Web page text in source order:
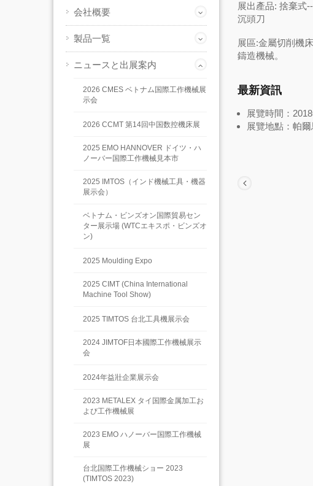
会社概要
製品一覧
ニュースと出展案内
2026 CMES ベトナム国際工作機械展
示会
2026 CCMT 第14回中国数控機床展
2025 EMO HANNOVER ドイツ・ハ
ノーバー国際工作機械見本市
2025 IMTOS（インド機械工具・機器
展示会）
ベトナム・ビンズオン国際貿易セン
ター展示場 (WTCエキスポ・ビンズオ
ン)
2025 Moulding Expo
2025 CIMT (China International
Machine Tool Show)
2025 TIMTOS 台北工具機展示会
2024 JIMTOF日本國際工作機械展示
会
2024年益壯企業展示会
2023 METALEX タイ国際金属加工お
よび工作機械展
2023 EMO ハノーバー国際工作機械
展
台北国際工作機械ショー 2023
(TIMTOS 2023)
展出產品: 捨棄式
沉頭刀
展區:金屬切削機
鑄造機械。
最新資訊
展覽時間：
展覽地點：帕爾